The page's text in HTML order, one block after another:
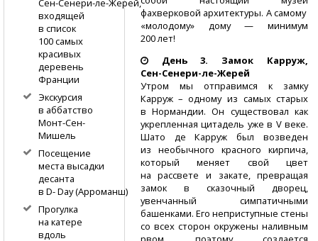
фахверковой архитектуры. А самому
«молодому» дому — минимум
200 лет!
День 3. Замок Карруж,
Сен-Сенери-ле-Жерей
Утром мы отправимся к замку
Карруж – одному из самых старых
в Нормандии. Он существовал как
укрепленная цитадель уже в V веке.
Шато де Карруж был возведен
из необычного красного кирпича,
который меняет свой цвет
на рассвете и закате, превращая
замок в сказочный дворец,
увенчанный симпатичными
башенками. Его неприступные стены
со всех сторон окружены наливным
Сен-Сенери-ле-Жерей,
входящей
в список
100 самых
красивых
деревень
Франции
Экскурсия
в аббатство
Монт-Сен-
Мишель
Посещение
места высадки
десанта
в D- Day (Арроманш)
Прогулка
на катере
вдоль